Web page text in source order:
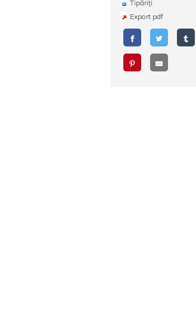
Tipăriți
Export pdf